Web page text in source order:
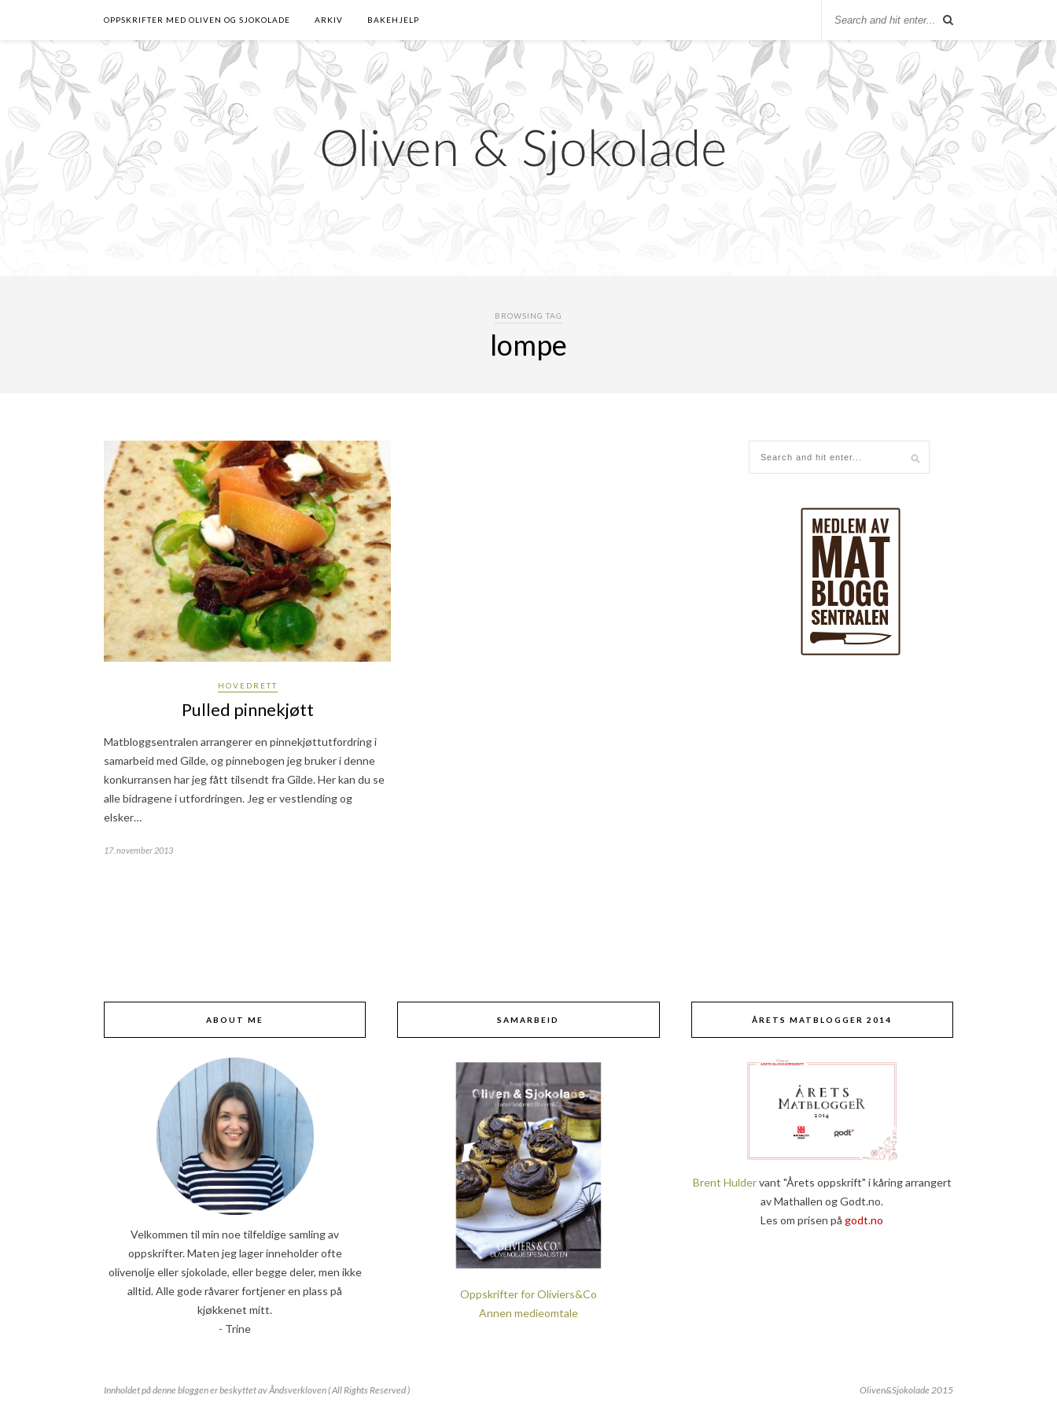
OPPSKRIFTER MED OLIVEN OG SJOKOLADE ARKIV BAKEHJELP
BROWSING TAG
lompe
HOVEDRETT
Pulled pinnekjøtt
Matbloggsentralen arrangerer en pinnekjøttutfordring i
samarbeid med Gilde, og pinnebogen jeg bruker i denne
konkurransen har jeg fått tilsendt fra Gilde. Her kan du se
alle bidragene i utfordringen. Jeg er vestlending og
elsker…
17. november 2013
ABOUT ME
Velkommen til min noe tilfeldige samling av
oppskrifter. Maten jeg lager inneholder ofte
olivenolje eller sjokolade, eller begge deler, men ikke
alltid. Alle gode råvarer fortjener en plass på
kjøkkenet mitt.
- Trine
SAMARBEID
Oppskrifter for Oliviers&Co
Annen medieomtale
ÅRETS MATBLOGGER 2014
Brent Huldervant "Årets oppskrift" i kåring arrangert
av Mathallen og Godt.no.
Les om prisen pågodt.no
Innholdet på denne bloggen er beskyttet av Åndsverkloven ( All Rights Reserved ) Oliven&Sjokolade 2015